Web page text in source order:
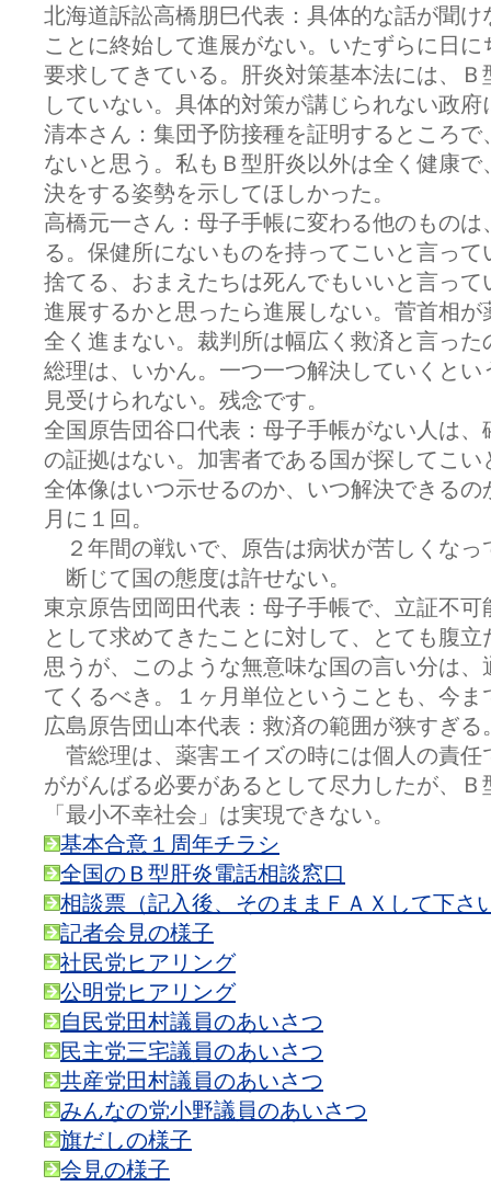
北海道訴訟高橋朋巳代表：具体的な話が聞
ことに終始して進展がない。いたずらに日
要求してきている。肝炎対策基本法には、
していない。具体的対策が講じられない政府
清本さん：集団予防接種を証明するところ
ないと思う。私もＢ型肝炎以外は全く健康
決をする姿勢を示してほしかった。
高橋元一さん：母子手帳に変わる他のもの
る。保健所にないものを持ってこいと言っ
捨てる、おまえたちは死んでもいいと言っ
進展するかと思ったら進展しない。菅首相
全く進まない。裁判所は幅広く救済と言っ
総理は、いかん。一つ一つ解決していくと
見受けられない。残念です。
全国原告団谷口代表：母子手帳がない人は
の証拠はない。加害者である国が探してこ
全体像はいつ示せるのか、いつ解決できる
月に１回。
２年間の戦いで、原告は病状が苦しくな
断じて国の態度は許せない。
東京原告団岡田代表：母子手帳で、立証不
として求めてきたことに対して、とても腹
思うが、このような無意味な国の言い分は
てくるべき。１ヶ月単位ということも、今
広島原告団山本代表：救済の範囲が狭すぎ
菅総理は、薬害エイズの時には個人の責任
ががんばる必要があるとして尽力したが、
「最小不幸社会」は実現できない。
基本合意１周年チラシ
全国のＢ型肝炎電話相談窓口
相談票（記入後、そのままＦＡＸして下さ
記者会見の様子
社民党ヒアリング
公明党ヒアリング
自民党田村議員のあいさつ
民主党三宅議員のあいさつ
共産党田村議員のあいさつ
みんなの党小野議員のあいさつ
旗だしの様子
会見の様子